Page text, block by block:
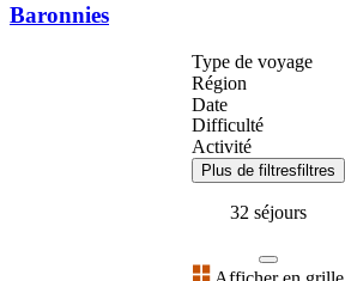
Baronnies
Type de voyage
Région
Date
Difficulté
Activité
Plus de filtresfiltres
32 séjours